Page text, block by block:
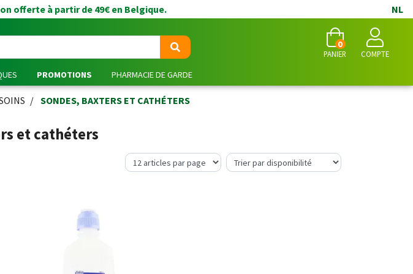
offerte à partir de 49€ en Belgique. NL
PANIER
0
COMPTE
PROMOTIONS PHARMACIE DE GARDE
SONDES, BAXTERS ET CATHÉTERS
et cathéters